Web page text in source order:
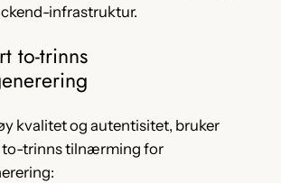
infrastruktur.
to-trinns
kvalitet og autentisitet, bruker
to-trinns tilnærming for